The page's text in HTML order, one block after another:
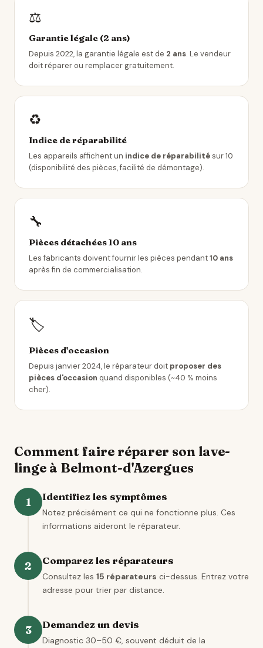
⚖️
Garantie légale (2 ans)
Depuis 2022, la garantie légale est de 2 ans. Le vendeur
doit réparer ou remplacer gratuitement.
♻️
Indice de réparabilité
Les appareils affichent un indice de réparabilitésur 10
(disponibilité des pièces, facilité de démontage).
🔧
Pièces détachées 10 ans
Les fabricants doivent fournir les pièces pendant10 ans
après fin de commercialisation.
🏷️
Pièces d'occasion
Depuis janvier 2024, le réparateur doit proposer des
pièces d'occasion quand disponibles (~40 % moins
cher).
Comment faire réparer son lave-
linge à Belmont-d'Azergues
1 Identifiez les symptômes
Notez précisément ce qui ne fonctionne plus. Ces
informations aideront le réparateur.
2 Comparez les réparateurs
Consultez les 15 réparateurs ci-dessus. Entrez votre
adresse pour trier par distance.
3 Demandez un devis
Diagnostic 30–50 €, souvent déduit de la